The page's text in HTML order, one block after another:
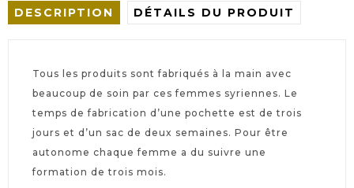
DESCRIPTION DÉTAILS DU PRODUIT
Tous les produits sont fabriqués à la main avec
beaucoup de soin par ces femmes syriennes. Le
temps de fabrication d’une pochette est de trois
jours et d’un sac de deux semaines. Pour être
autonome chaque femme a du suivre une
formation de trois mois.